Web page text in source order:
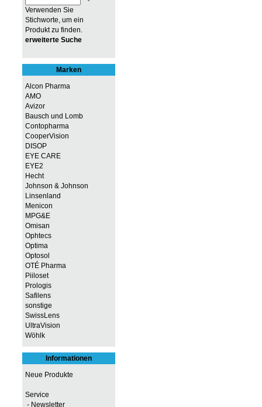
Verwenden Sie
Stichworte, um ein
Produkt zu finden.
erweiterte Suche
Marken
Alcon Pharma
AMO
Avizor
Bausch und Lomb
Contopharma
CooperVision
DISOP
EYE CARE
EYE2
Hecht
Johnson & Johnson
Linsenland
Menicon
MPG&E
Omisan
Ophtecs
Optima
Optosol
OTÉ Pharma
Piiloset
Prologis
Safilens
sonstige
SwissLens
UltraVision
Wöhlk
Informationen
Neue Produkte
Service
- Newsletter